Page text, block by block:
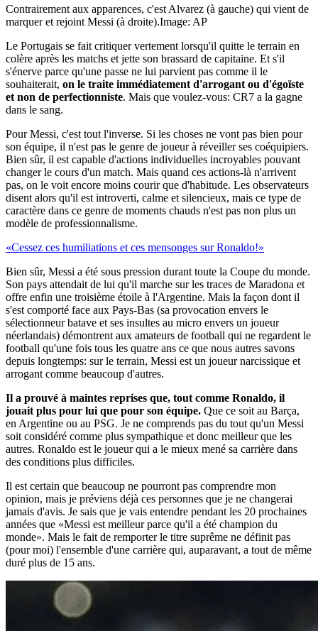
Contrairement aux apparences, c'est Alvarez (à gauche) qui vient de
marquer et rejoint Messi (à droite).Image: AP
Le Portugais se fait critiquer vertement lorsqu'il quitte le terrain en
colère après les matchs et jette son brassard de capitaine. Et s'il
s'énerve parce qu'une passe ne lui parvient pas comme il le
souhaiterait, on le traite immédiatement d'arrogant ou d'égoïste
et non de perfectionniste. Mais que voulez-vous: CR7 a la gagne
dans le sang.
Pour Messi, c'est tout l'inverse. Si les choses ne vont pas bien pour
son équipe, il n'est pas le genre de joueur à réveiller ses coéquipiers.
Bien sûr, il est capable d'actions individuelles incroyables pouvant
changer le cours d'un match. Mais quand ces actions-là n'arrivent
pas, on le voit encore moins courir que d'habitude. Les observateurs
disent alors qu'il est introverti, calme et silencieux, mais ce type de
caractère dans ce genre de moments chauds n'est pas non plus un
modèle de professionnalisme.
«Cessez ces humiliations et ces mensonges sur Ronaldo!»
Bien sûr, Messi a été sous pression durant toute la Coupe du monde.
Son pays attendait de lui qu'il marche sur les traces de Maradona et
offre enfin une troisième étoile à l'Argentine. Mais la façon dont il
s'est comporté face aux Pays-Bas (sa provocation envers le
sélectionneur batave et ses insultes au micro envers un joueur
néerlandais) démontrent aux amateurs de football qui ne regardent le
football qu'une fois tous les quatre ans ce que nous autres savons
depuis longtemps: sur le terrain, Messi est un joueur narcissique et
arrogant comme beaucoup d'autres.
Il a prouvé à maintes reprises que, tout comme Ronaldo, il
jouait plus pour lui que pour son équipe. Que ce soit au Barça,
en Argentine ou au PSG. Je ne comprends pas du tout qu'un Messi
soit considéré comme plus sympathique et donc meilleur que les
autres. Ronaldo est le joueur qui a le mieux mené sa carrière dans
des conditions plus difficiles.
Il est certain que beaucoup ne pourront pas comprendre mon
opinion, mais je préviens déjà ces personnes que je ne changerai
jamais d'avis. Je sais que je vais entendre pendant les 20 prochaines
années que «Messi est meilleur parce qu'il a été champion du
monde». Mais le fait de remporter le titre suprême ne définit pas
(pour moi) l'ensemble d'une carrière qui, auparavant, a tout de même
duré plus de 15 ans.